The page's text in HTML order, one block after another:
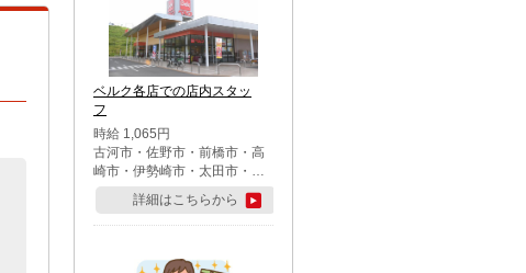
ベルク各店での店内スタッ
フ
時給 1,065円
古河市・佐野市・前橋市・高
崎市・伊勢崎市・太田市・館
林市・藤岡市・大泉町・さい
たま市北区・川越市・熊谷
市・行田市・秩父市・所沢
市・鶴ケ島市・千葉市中央
詳細はこちらから